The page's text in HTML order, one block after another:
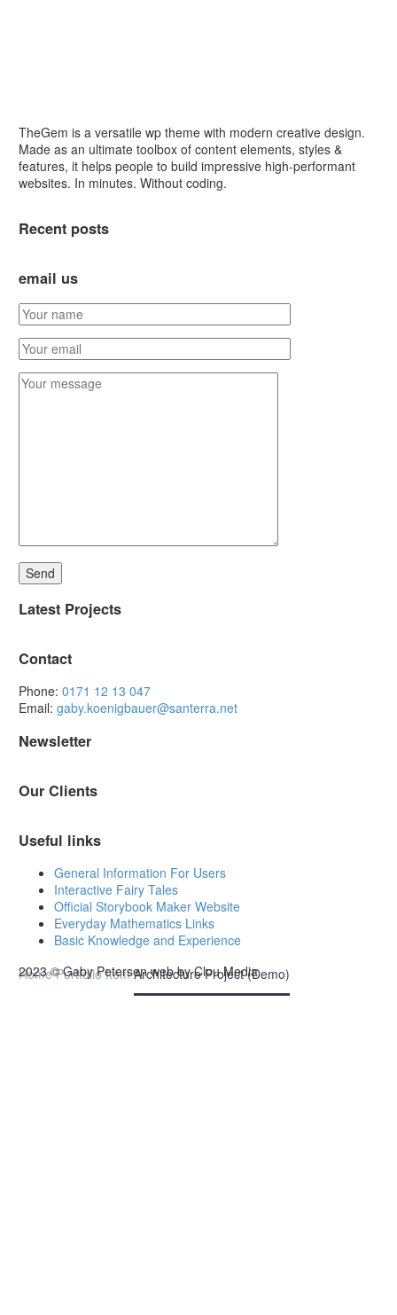
Home Portfolio Item Architecture Project (Demo)
TheGem is a versatile wp theme with modern creative design.
Made as an ultimate toolbox of content elements, styles &
features, it helps people to build impressive high-performant
websites. In minutes. Without coding.
Recent posts
email us
Latest Projects
Contact
Phone: 0171 12 13 047
Email: gaby.koenigbauer@santerra.net
Newsletter
Our Clients
Useful links
General Information For Users
Interactive Fairy Tales
Official Storybook Maker Website
Everyday Mathematics Links
Basic Knowledge and Experience
2023 © Gaby Petersen web by Clou Media